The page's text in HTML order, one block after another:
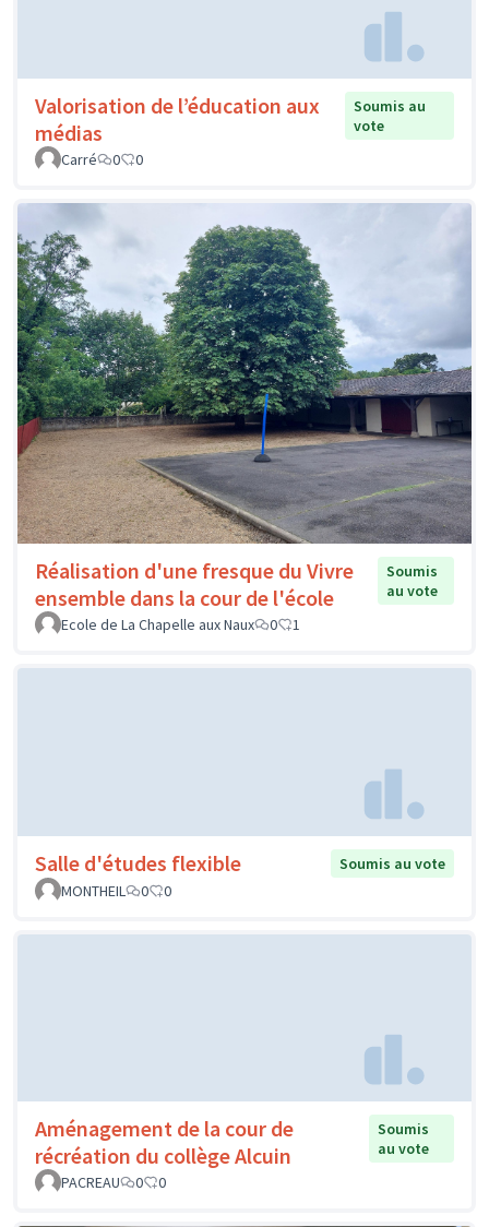
Valorisation de l’éducation aux
médias
Soumis au
vote
Carré
0 0
Réalisation d'une fresque du Vivre
ensemble dans la cour de l'école
Soumis
au vote
Ecole de La Chapelle aux Naux
0 1
Salle d'études flexible
Soumis au vote
MONTHEIL
0 0
Aménagement de la cour de
récréation du collège Alcuin
Soumis
au vote
PACREAU
0 0